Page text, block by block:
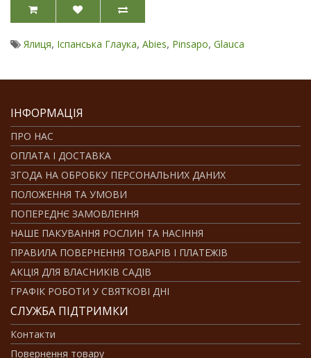
Ялиця, Іспанська Глаука, Abies, Pinsapo, Glauca
ІНФОРМАЦІЯ
ПРО НАС
ОПЛАТА І ДОСТАВКА
ЗГОДА НА ОБРОБКУ ПЕРСОНАЛЬНИХ ДАНИХ
ПОЛОЖЕННЯ ТА УМОВИ
ПОПЕРЕДНЄ ЗАМОВЛЕННЯ
НАШЕ ПАКУВАННЯ РОСЛИН ТА НАСІННЯ
ПРАВИЛА ПОВЕРНЕННЯ ТОВАРІВ І ПЛАТЕЖІВ
АКЦІЯ ДЛЯ ВЛАСНИКІВ САДІВ
ГРАФІК РОБОТИ У СВЯТКОВІ ДНІ
СЛУЖБА ПІДТРИМКИ
Контакти
Повернення товару